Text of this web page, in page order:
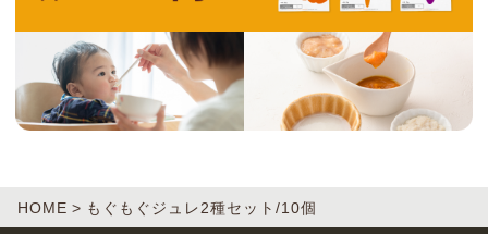
HOME もぐもぐジュレ2種セット/10個